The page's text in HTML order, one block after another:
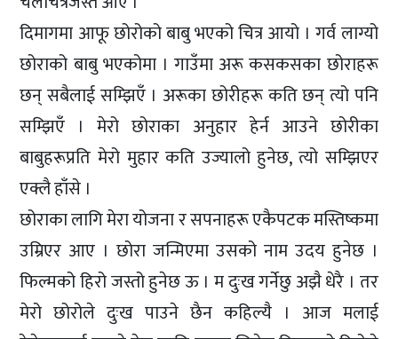
दिमागमा आफू छोरोको बाबु भएको चित्र आयो । गर्व लाग्यो
छोराको बाबु भएकोमा । गाउँमा अरू कसकसका छोराहरू
छन् सबैलाई सम्झिएँ । अरूका छोरीहरू कति छन् त्यो पनि
सम्झिएँ । मेरो छोराका अनुहार हेर्न आउने छोरीका
बाबुहरूप्रति मेरो मुहार कति उज्यालो हुनेछ, त्यो सम्झिएर
एक्लै हाँसे ।
छोराका लागि मेरा योजना र सपनाहरू एकैपटक मस्तिष्कमा
उम्रिएर आए । छोरा जन्मिएमा उसको नाम उदय हुनेछ ।
फिल्मको हिरो जस्तो हुनेछ ऊ । म दुःख गर्नेछु अझै धेरै । तर
मेरो छोरोले दुःख पाउने छैन कहिल्यै । आज मलाई